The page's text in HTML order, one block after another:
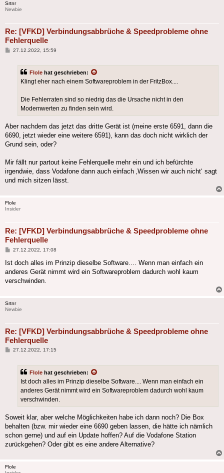
Srtnr
Newbie
Re: [VFKD] Verbindungsabbrüche & Speedprobleme ohne
Fehlerquelle
Beitrag
27.12.2022, 15:59
Flole hat geschrieben:
Klingt eher nach einem Softwareproblem in der FritzBox....
Die Fehlerraten sind so niedrig das die Ursache nicht in den
Modemwerten zu finden sein wird.
Aber nachdem das jetzt das dritte Gerät ist (meine erste 6591, dann die
6690, jetzt wieder eine weitere 6591), kann das doch nicht wirklich der
Grund sein, oder?
Mir fällt nur partout keine Fehlerquelle mehr ein und ich befürchte
irgendwie, dass Vodafone dann auch einfach ‚Wissen wir auch nicht‘ sagt
und mich sitzen lässt.
Flole
Insider
Re: [VFKD] Verbindungsabbrüche & Speedprobleme ohne
Fehlerquelle
Beitrag
27.12.2022, 17:08
Ist doch alles im Prinzip dieselbe Software.... Wenn man einfach ein
anderes Gerät nimmt wird ein Softwareproblem dadurch wohl kaum
verschwinden.
Srtnr
Newbie
Re: [VFKD] Verbindungsabbrüche & Speedprobleme ohne
Fehlerquelle
Beitrag
27.12.2022, 17:15
Flole hat geschrieben:
Ist doch alles im Prinzip dieselbe Software.... Wenn man einfach ein
anderes Gerät nimmt wird ein Softwareproblem dadurch wohl kaum
verschwinden.
Soweit klar, aber welche Möglichkeiten habe ich dann noch? Die Box
behalten (bzw. mir wieder eine 6690 geben lassen, die hätte ich nämlich
schon gerne) und auf ein Update hoffen? Auf die Vodafone Station
zurückgehen? Oder gibt es eine andere Alternative?
Flole